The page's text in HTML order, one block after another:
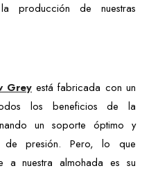
producción de nuestras
Grey está fabricada con un
los beneficios de la
un soporte óptimo y
de presión. Pero, lo que
a nuestra almohada es su